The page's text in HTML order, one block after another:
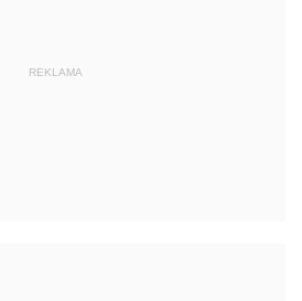
REKLAMA